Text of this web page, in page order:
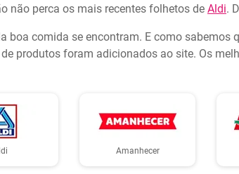
não perca os mais recentes folhetos de Aldi.
boa comida se encontram. E como
produtos foram adicionados ao site. Os
Amanhecer